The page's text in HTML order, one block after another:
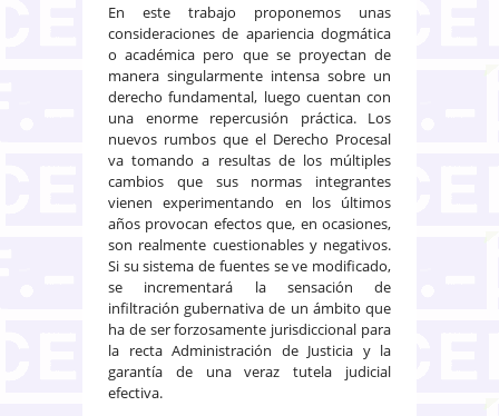
En este trabajo proponemos unas
consideraciones de apariencia dogmática
o académica pero que se proyectan de
manera singularmente intensa sobre un
derecho fundamental, luego cuentan con
una enorme repercusión práctica. Los
nuevos rumbos que el Derecho Procesal
va tomando a resultas de los múltiples
cambios que sus normas integrantes
vienen experimentando en los últimos
años provocan efectos que, en ocasiones,
son realmente cuestionables y negativos.
Si su sistema de fuentes se ve modificado,
se incrementará la sensación de
infiltración gubernativa de un ámbito que
ha de ser forzosamente jurisdiccional para
la recta Administración de Justicia y la
garantía de una veraz tutela judicial
efectiva.